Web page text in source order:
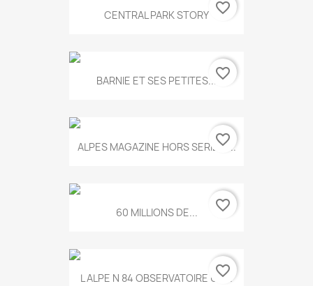
CENTRAL PARK STORY favorite_border
BARNIE ET SES PETITES...favorite_border
ALPES MAGAZINE HORS SERIE N...
favorite_border
60 MILLIONS DE... favorite_border
L ALPE N 84 OBSERVATOIRE UN...
favorite_border